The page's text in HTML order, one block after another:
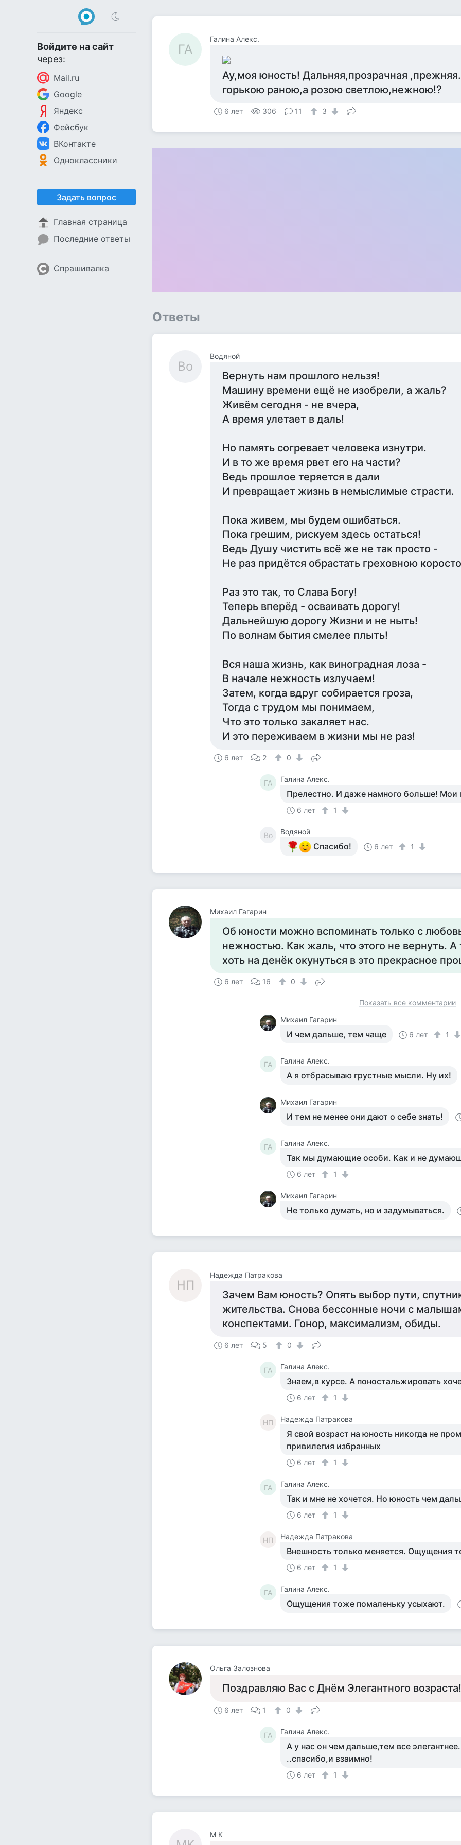
Войдите на сайт
через:
Mail.ru
Google
Яндекс
Фейсбук
ВКонтакте
Одноклассники
Задать вопрос
Главная страница
Последние ответы
Спрашивалка
ГА
Галина Алекс.
Ау,моя юность! Дальняя,прозрачная
горькою раною,а розою светлою,нежною!?
6 лет 306 11 3
Ответы
Во
Водяной
Вернуть нам прошлого нельзя!
Машину времени ещё не изобрели, а жаль?
Живём сегодня - не вчера,
А время улетает в даль!
Но память согревает человека изнутри.
И в то же время рвет его на части?
Ведь прошлое теряется в дали
И превращает жизнь в немыслимые страсти.
Пока живем, мы будем ошибаться.
Пока грешим, рискуем здесь остаться!
Ведь Душу чистить всё же не так просто -
Не раз придётся обрастать греховною
Раз это так, то Слава Богу!
Теперь вперёд - осваивать дорогу!
Дальнейшую дорогу Жизни и не ныть!
По волнам бытия смелее плыть!
Вся наша жизнь, как виноградная лоза -
В начале нежность излучаем!
Затем, когда вдруг собирается гроза,
Тогда с трудом мы понимаем,
Что это только закаляет нас.
И это переживаем в жизни мы не раз!
6 лет 2 0
ГА Галина Алекс.
Прелестно. И даже намного больше! Мои
6 лет 1
Во Водяной
Спасибо! 6 лет 1
Михаил Гагарин
Об юности можно вспоминать только с
нежностью. Как жаль, что этого не вернуть. А
хоть на денёк окунуться в это прекрасное
6 лет 16 0
Показать все комментарии
Михаил Гагарин
И чем дальше, тем чаще 6 лет 1
ГА Галина Алекс.
А я отбрасываю грустные мысли. Ну их!
Михаил Гагарин
И тем не менее они дают о себе знать!
ГА Галина Алекс.
Так мы думающие особи. Как и не
6 лет 1
Михаил Гагарин
Не только думать, но и задумываться.
НП
Надежда Патракова
Зачем Вам юность? Опять выбор пути,
жительства. Снова бессонные ночи с
конспектами. Гонор, максимализм, обиды.
6 лет 5 0
ГА Галина Алекс.
Знаем,в курсе. А поностальжировать
6 лет 1
НП Надежда Патракова
Я свой возраст на юность никогда не
привилегия избранных
6 лет 1
ГА Галина Алекс.
Так и мне не хочется. Но юность чем
6 лет 1
НП Надежда Патракова
Внешность только меняется. Ощущения
6 лет 1
ГА Галина Алекс.
Ощущения тоже помаленьку усыхают.
Ольга Залознова
Поздравляю Вас с Днём Элегантного возраста!
6 лет 1 0
ГА Галина Алекс.
А у нас он чем дальше,тем все
..спасибо,и взаимно!
6 лет 1
M К